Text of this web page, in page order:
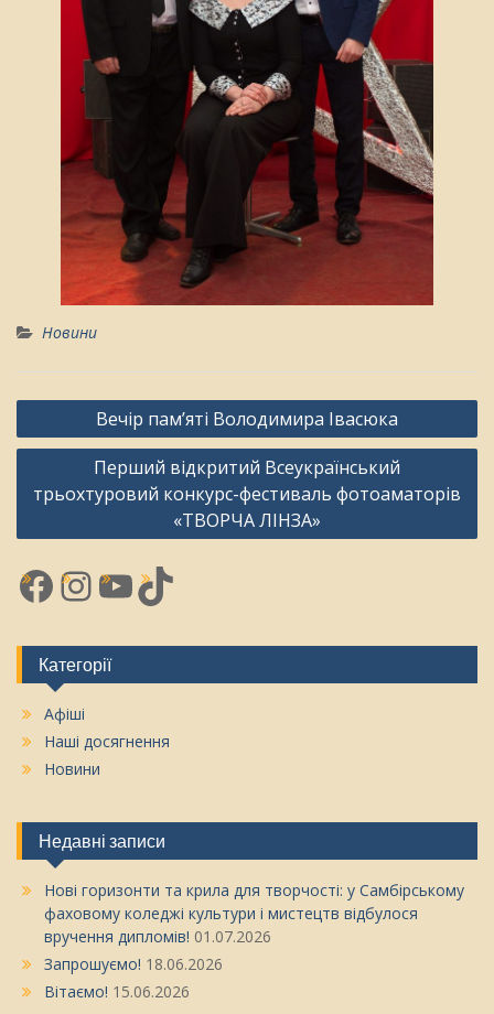
Новини
Навігація
записів
Вечір пам’яті Володимира Івасюка
Перший відкритий Всеукраїнський
трьохтуровий конкурс-фестиваль фотоаматорів
«ТВОРЧА ЛІНЗА»
Facebook
Instagram
YouTube
TikTok
Категорії
Афіші
Наші досягнення
Новини
Недавні записи
Нові горизонти та крила для творчості: у Самбірському
фаховому коледжі культури і мистецтв відбулося
вручення дипломів! 01.07.2026
Запрошуємо! 18.06.2026
Вітаємо! 15.06.2026